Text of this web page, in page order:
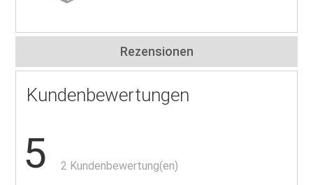
Rezensionen
Kundenbewertungen
5 2 Kundenbewertung(en)